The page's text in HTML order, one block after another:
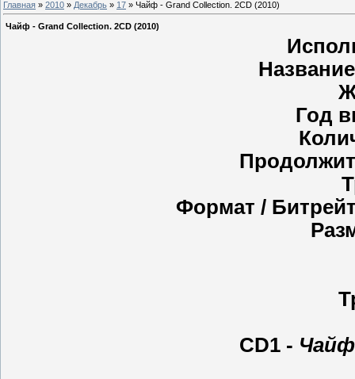
Главная » 2010 » Декабрь » 17 » Чайф - Grand Collection. 2CD (2010)
Чайф - Grand Collection. 2CD (2010)
Год
Формат /
CD1 - Чайф